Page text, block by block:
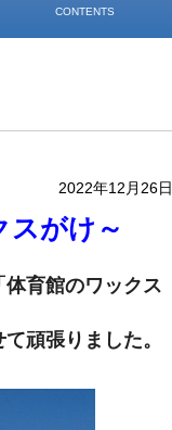
CONTENTS
2022年12月26日
がけ～
育館のワックス
頑張りました。